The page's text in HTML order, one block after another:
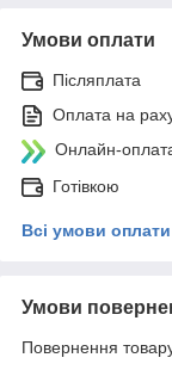
Умови оплати
Післяплата
Оплата на
Онлайн-
Готівкою
Всі умови оплати
Умови
Повернення